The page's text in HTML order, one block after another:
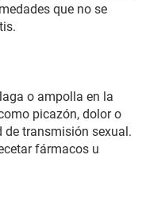
que no se
o ampolla en la
picazón, dolor o
de transmisión sexual.
fármacos u